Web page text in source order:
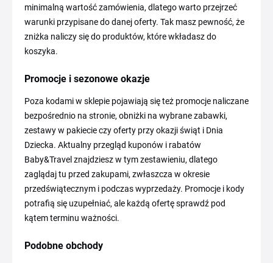
minimalną wartość zamówienia, dlatego warto przejrzeć
warunki przypisane do danej oferty. Tak masz pewność, że
zniżka naliczy się do produktów, które wkładasz do
koszyka.
Promocje i sezonowe okazje
Poza kodami w sklepie pojawiają się też promocje naliczane
bezpośrednio na stronie, obniżki na wybrane zabawki,
zestawy w pakiecie czy oferty przy okazji świąt i Dnia
Dziecka. Aktualny przegląd kuponów i rabatów
Baby&Travel znajdziesz w tym zestawieniu, dlatego
zaglądaj tu przed zakupami, zwłaszcza w okresie
przedświątecznym i podczas wyprzedaży. Promocje i kody
potrafią się uzupełniać, ale każdą ofertę sprawdź pod
kątem terminu ważności.
Podobne obchody